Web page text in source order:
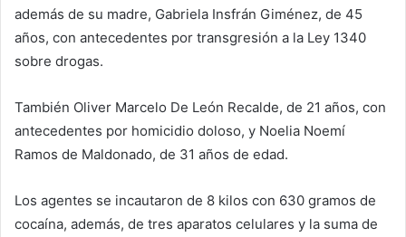
además de su madre, Gabriela Insfrán Giménez, de 45
años, con antecedentes por transgresión a la Ley 1340
sobre drogas.
También Oliver Marcelo De León Recalde, de 21 años, con
antecedentes por homicidio doloso, y Noelia Noemí
Ramos de Maldonado, de 31 años de edad.
Los agentes se incautaron de 8 kilos con 630 gramos de
cocaína, además, de tres aparatos celulares y la suma de